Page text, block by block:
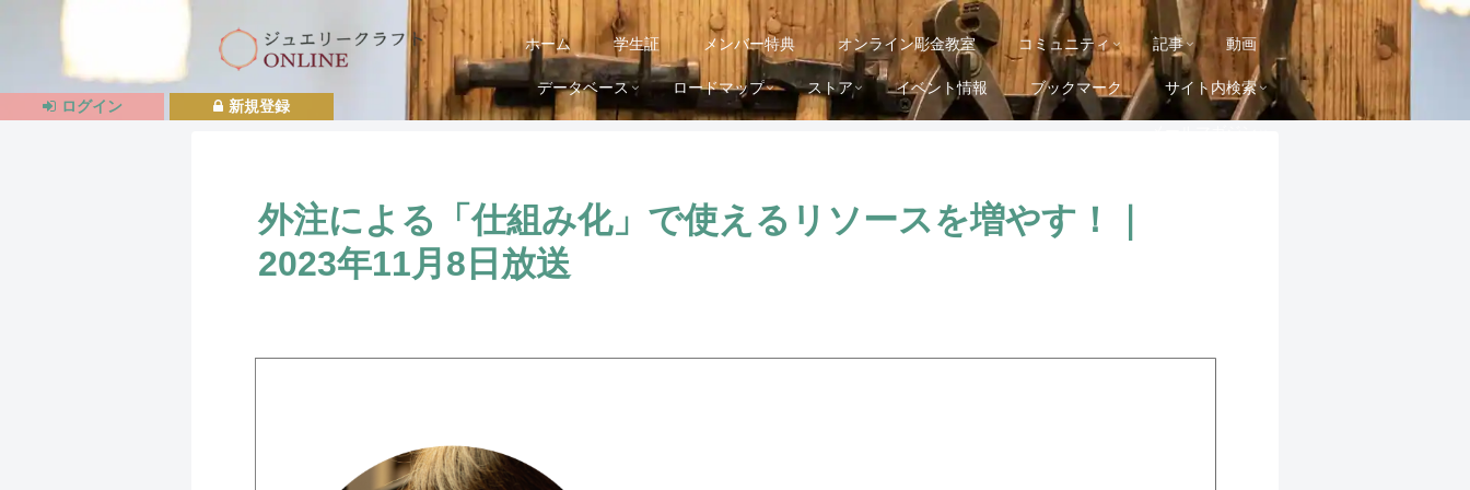
ホーム 学生証 メンバー特典 オンライン彫金教室 コミュニティ 記事 動画
データベース ロードマップ ストア イベント情報 ブックマーク サイト内検索
外注による「仕組み化」で使えるリソースを増やす！｜
2023年11月8日放送
新規登録
ログイン